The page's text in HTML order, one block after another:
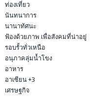
เข้าฟีด
แสดงความเห็นฟีด
WordPress.org